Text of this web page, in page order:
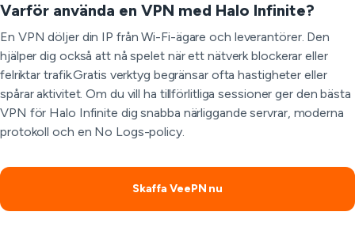
Varför använda en VPN med Halo Infinite?
En VPN döljer din IP från Wi-Fi-ägare och leverantörer. Den
hjälper dig också att nå spelet när ett nätverk blockerar eller
felriktar trafik.Gratis verktyg begränsar ofta hastigheter eller
spårar aktivitet. Om du vill ha tillförlitliga sessioner ger den bästa
VPN för Halo Infinite dig snabba närliggande servrar, moderna
protokoll och en No Logs-policy.
Skaffa VeePN nu